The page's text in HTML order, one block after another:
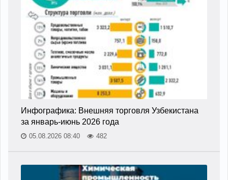
Инфографика: Внешняя торговля Узбекистана
за январь-июнь 2026 года
05.08.2026 08:40 482